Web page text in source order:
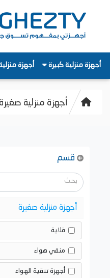
أجهزة منزلية كبيرة أجهزة
أجهزة منزلية صغيرة
قسم
أجهزة منزلية صغيرة
قلاية
منقي هواء
أجهزة تنقية الهواء